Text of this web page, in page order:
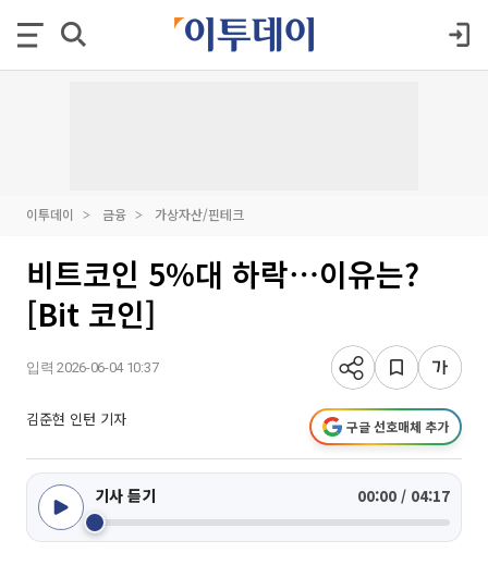
이투데이 금융 가상자산/핀테크
비트코인 5%대 하락⋯이유는?
[Bit 코인]
입력 2026-06-04 10:37
김준현 인턴 기자 구글 선호매체 추가
기사 듣기 00:00 / 04:17